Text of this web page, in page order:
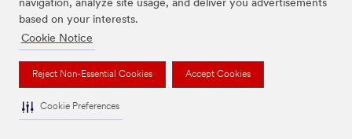
navigation, analyze site usage, and deliver you advertisements
based on your interests.
Cookie Notice
Reject Non-Essential Cookies Accept Cookies
Cookie Preferences